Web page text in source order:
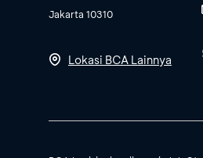
Jakarta 10310
Lokasi BCA Lainnya